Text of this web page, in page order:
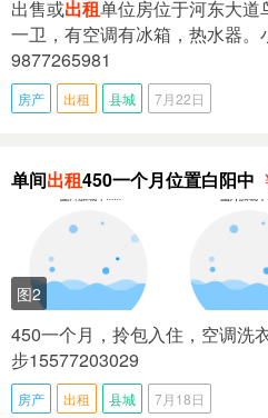
出售或出租单位房位于河东大
一卫，有空调有冰箱，热水器
9877265981
房产 出租 县城 7月22日
单间出租450一个月位置白阳中
图2
450一个月，拎包入住，空调洗
步15577203029
房产 出租 县城 7月18日